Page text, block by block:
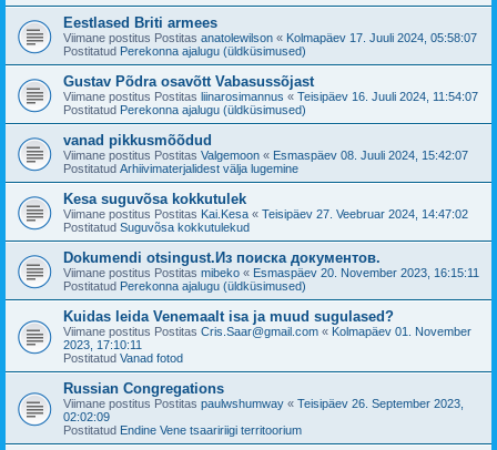
Eestlased Briti armees
Viimane postitus Postitas anatolewilson « Kolmapäev 17. Juuli 2024, 05:58:07
Postitatud Perekonna ajalugu (üldküsimused)
Gustav Põdra osavõtt Vabasussõjast
Viimane postitus Postitas liinarosimannus « Teisipäev 16. Juuli 2024, 11:54:07
Postitatud Perekonna ajalugu (üldküsimused)
vanad pikkusmõõdud
Viimane postitus Postitas Valgemoon « Esmaspäev 08. Juuli 2024, 15:42:07
Postitatud Arhiivimaterjalidest välja lugemine
Kesa suguvõsa kokkutulek
Viimane postitus Postitas Kai.Kesa « Teisipäev 27. Veebruar 2024, 14:47:02
Postitatud Suguvõsa kokkutulekud
Dokumendi otsingust.Из поиска документов.
Viimane postitus Postitas mibeko « Esmaspäev 20. November 2023, 16:15:11
Postitatud Perekonna ajalugu (üldküsimused)
Kuidas leida Venemaalt isa ja muud sugulased?
Viimane postitus Postitas Cris.Saar@gmail.com « Kolmapäev 01. November
2023, 17:10:11
Postitatud Vanad fotod
Russian Congregations
Viimane postitus Postitas paulwshumway « Teisipäev 26. September 2023,
02:02:09
Postitatud Endine Vene tsaaririigi territoorium